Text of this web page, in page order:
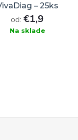
– 25ks
od: €1,9
Na sklade